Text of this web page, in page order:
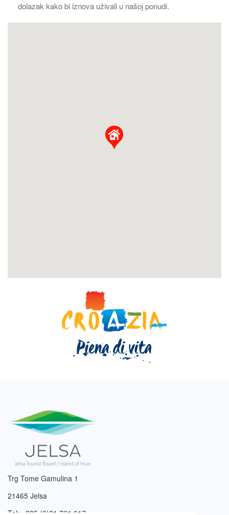
dolazak kako bi iznova uživali u našoj ponudi.
Trg Tome Gamulina 1
21465 Jelsa